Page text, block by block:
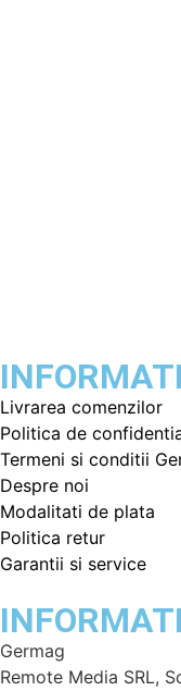
Livrarea comenzilor
Politica de
Termeni si conditii
Despre noi
Modalitati de plata
Politica retur
Garantii si service
Germag
Remote Media SRL,